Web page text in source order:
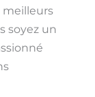
meilleurs
soyez un